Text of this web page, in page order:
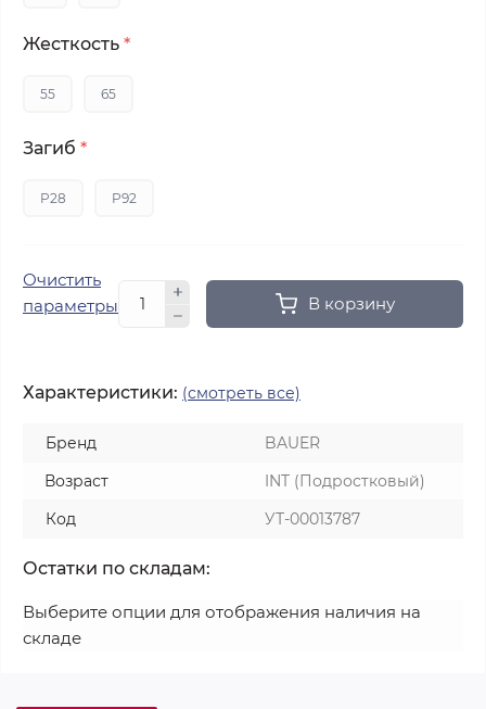
Жесткость *
55 65
Загиб *
P28 P92
Очистить
параметры
В корзину
Характеристики: (смотреть все)
Бренд
BAUER
Возраст
INT (Подростковый)
Код
УТ-00013787
Остатки по складам:
Выберите опции для отображения наличия на
складе